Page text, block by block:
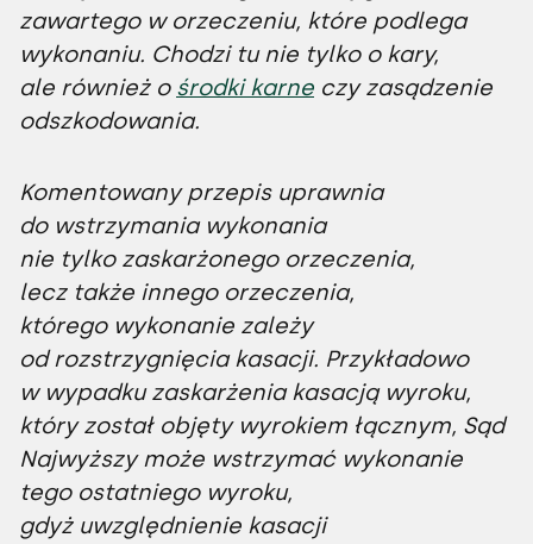
zawartego w orzeczeniu, które podlega
wykonaniu. Chodzi tu nie tylko o kary,
ale również o środki karne czy zasądzenie
odszkodowania.
Komentowany przepis uprawnia
do wstrzymania wykonania
nie tylko zaskarżonego orzeczenia,
lecz także innego orzeczenia,
którego wykonanie zależy
od rozstrzygnięcia kasacji. Przykładowo
w wypadku zaskarżenia kasacją wyroku,
który został objęty wyrokiem łącznym, Sąd
Najwyższy może wstrzymać wykonanie
tego ostatniego wyroku,
gdyż uwzględnienie kasacji